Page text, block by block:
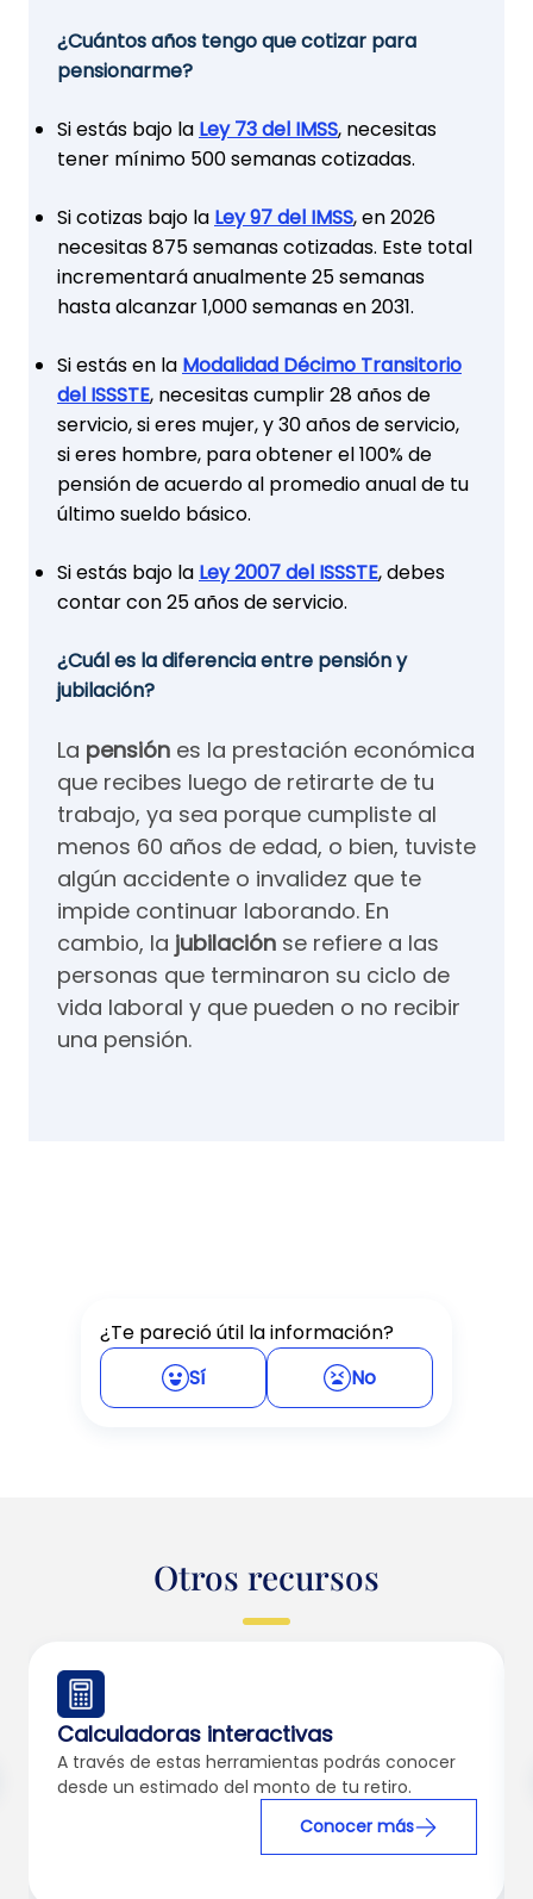
¿Cuántos años tengo que cotizar para
pensionarme?
Si estás bajo la Ley 73 del IMSS, necesitas
tener mínimo 500 semanas cotizadas.
Si cotizas bajo la Ley 97 del IMSS, en 2026
necesitas 875 semanas cotizadas. Este total
incrementará anualmente 25 semanas
hasta alcanzar 1,000 semanas en 2031.
Si estás en la Modalidad Décimo Transitorio
del ISSSTE, necesitas cumplir 28 años de
servicio, si eres mujer, y 30 años de servicio,
si eres hombre, para obtener el 100% de
pensión de acuerdo al promedio anual de tu
último sueldo básico.
Si estás bajo la Ley 2007 del ISSSTE, debes
contar con 25 años de servicio.
¿Cuál es la diferencia entre pensión y
jubilación?
La pensión es la prestación económica
que recibes luego de retirarte de tu
trabajo, ya sea porque cumpliste al
menos 60 años de edad, o bien, tuviste
algún accidente o invalidez que te
impide continuar laborando. En
cambio, la jubilación se refiere a las
personas que terminaron su ciclo de
vida laboral y que pueden o no recibir
una pensión.
¿Te pareció útil la información?
Sí
No
Otros recursos
Calculadoras interactivas
A través de estas herramientas podrás conocer
desde un estimado del monto de tu retiro.
Conocer más